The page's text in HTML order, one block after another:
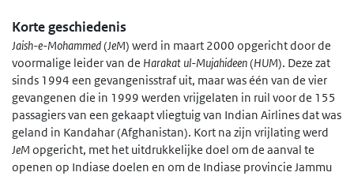
Korte geschiedenis
Jaish-e-Mohammed(JeM) werd in maart 2000 opgericht door de
voormalige leider van de Harakat ul-Mujahideen(HUM). Deze zat
sinds 1994 een gevangenisstraf uit, maar was één van de vier
gevangenen die in 1999 werden vrijgelaten in ruil voor de 155
passagiers van een gekaapt vliegtuig van Indian Airlines dat was
geland in Kandahar (Afghanistan). Kort na zijn vrijlating werd
JeM opgericht, met het uitdrukkelijke doel om de aanval te
openen op Indiase doelen en om de Indiase provincie Jammu